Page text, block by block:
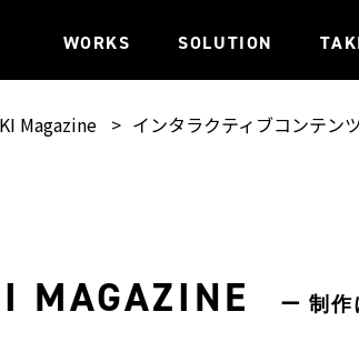
WORKS SOLUTION
Magazine インタラクティブコンテン
MAGAZINE ー 制作